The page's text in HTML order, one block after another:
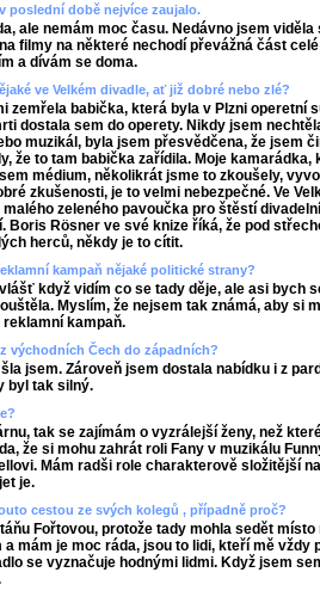
poslední době nejvíce zaujalo.
ale nemám moc času. Nedávno jsem viděla
filmy na některé nechodí převážná část
a dívám se doma.
ve Velkém divadle, ať již dobré nebo zlé?
zemřela babička, která byla v Plzni operetní
dostala sem do operety. Nikdy jsem
muzikál, byla jsem přesvědčena, že jsem
že to tam babička zařídila. Moje kamarádka,
médium, několikrát jsme to zkoušely,
zkušenosti, je to velmi nebezpečné. Ve
zeleného pavoučka pro štěstí
Boris Rösner ve své knize říká, že pod
herců, někdy je to cítit.
kampaň nějaké politické strany?
když vidím co se tady děje, ale asi bych
Myslím, že nejsem tak známá, aby si
kampaň.
východních Čech do západních?
jsem. Zároveň jsem dostala nabídku i z
byl tak silný.
tak se zajímám o vyzrálejší ženy, než
že si mohu zahrát roli Fany v muzikálu
Mám radši role charakterově složitější
je.
cestou ze svých kolegů , případně proč?
Fořtovou, protože tady mohla sedět místo
mám je moc ráda, jsou to lidi, kteří mě vždy
se vyznačuje hodnými lidmi. Když jsem